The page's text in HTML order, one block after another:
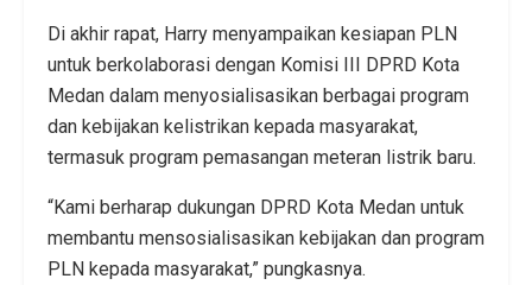
Di akhir rapat, Harry menyampaikan kesiapan PLN
untuk berkolaborasi dengan Komisi III DPRD Kota
Medan dalam menyosialisasikan berbagai program
dan kebijakan kelistrikan kepada masyarakat,
termasuk program pemasangan meteran listrik baru.
“Kami berharap dukungan DPRD Kota Medan untuk
membantu mensosialisasikan kebijakan dan program
PLN kepada masyarakat,” pungkasnya.